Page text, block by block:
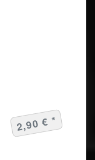
2,90 € *